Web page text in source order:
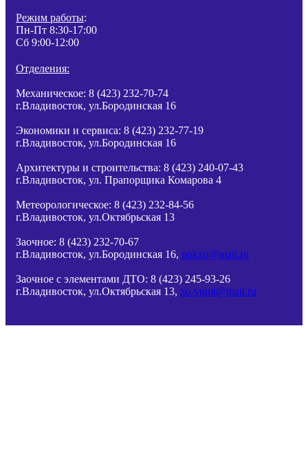
Режим работы:
Пн-Пт 8:30-17:00
Сб 9:00-12:00
Отделения:
Механическое: 8 (423) 232-70-74
г.Владивосток, ул.Бородинская 16
Экономики и сервиса: 8 (423) 232-77-19
г.Владивосток, ул.Бородинская 16
Архитектуры и строительства: 8 (423) 240-07-43
г.Владивосток, ул. Прапорщика Комарова 4
Метеорологическое: 8 (423) 232-84-56
г.Владивосток, ул.Октябрьская 13
Заочное: 8 (423) 232-70-67
г.Владивосток, ул.Бородинская 16, ppkzo@mail.ru
Заочное с элементами ДТО: 8 (423) 245-93-26
г.Владивосток, ул.Октябрьская 13, zo-vgmt@mail.ru